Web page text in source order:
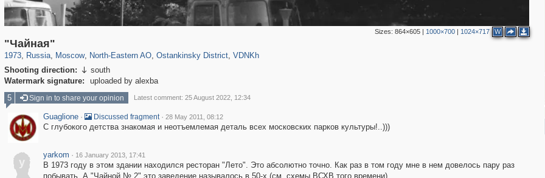
Sizes: 864×605| 1000×700| 1024×717 W
"Чайная"
1973, Russia
1,406,195
, Moscow
319,779
, North-Eastern AO, Ostankinsky District, VDNKh
Shooting direction:  south
Watermark signature:
uploaded by alexba
5 Sign in to share your opinion Latest comment: 25 August 2022, 12:34
Guaglione · Discussed fragment · 28 May 2011, 08:12
С глубокого детства знакомая и неотъемлемая деталь всех московских парков культуры!..)))
y
yarkom · 16 January 2013, 17:41
В 1973 году в этом здании находился ресторан "Лето". Это абсолютно точно. Как раз в том году мне в нем довелось пару раз
побывать. А "Чайной № 2" это заведение называлось в 50-х (см. схемы ВСХВ того времени).